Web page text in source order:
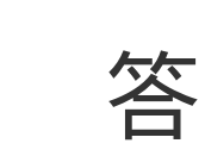
答：前